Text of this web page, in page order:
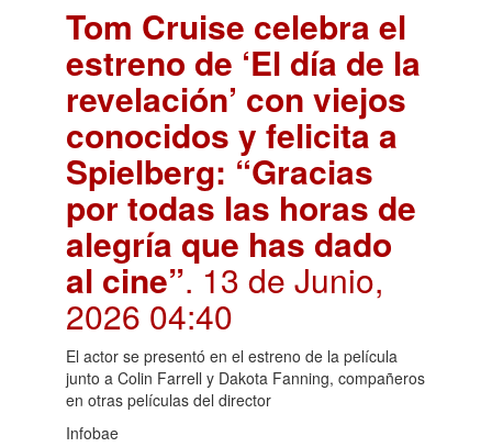
Tom Cruise celebra el
estreno de ‘El día de la
revelación’ con viejos
conocidos y felicita a
Spielberg: “Gracias
por todas las horas de
alegría que has dado
al cine”. 13 de Junio,
2026 04:40
El actor se presentó en el estreno de la película
junto a Colin Farrell y Dakota Fanning, compañeros
en otras películas del director
Infobae